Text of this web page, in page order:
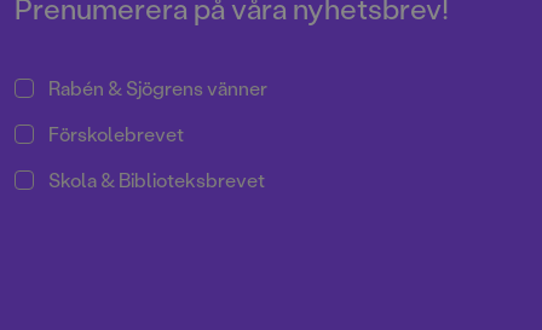
Prenumerera på våra nyhetsbrev!
Rabén & Sjögrens vänner
Förskolebrevet
Skola & Biblioteksbrevet